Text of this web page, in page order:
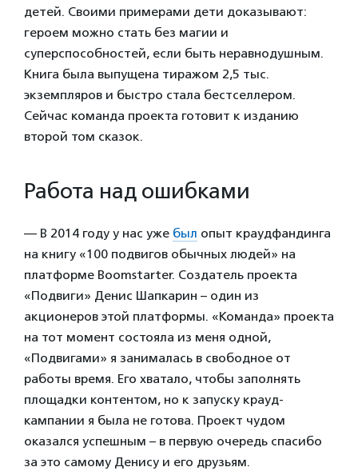
детей. Своими примерами дети доказывают:
героем можно стать без магии и
суперспособностей, если быть неравнодушным.
Книга была выпущена тиражом 2,5 тыс.
экземпляров и быстро стала бестселлером.
Сейчас команда проекта готовит к изданию
второй том сказок.
Работа над ошибками
— В 2014 году у нас уже был опыт краудфандинга
на книгу «100 подвигов обычных людей» на
платформе Boomstarter. Создатель проекта
«Подвиги» Денис Шапкарин – один из
акционеров этой платформы. «Команда» проекта
на тот момент состояла из меня одной,
«Подвигами» я занималась в свободное от
работы время. Его хватало, чтобы заполнять
площадки контентом, но к запуску крауд-
кампании я была не готова. Проект чудом
оказался успешным – в первую очередь спасибо
за это самому Денису и его друзьям.